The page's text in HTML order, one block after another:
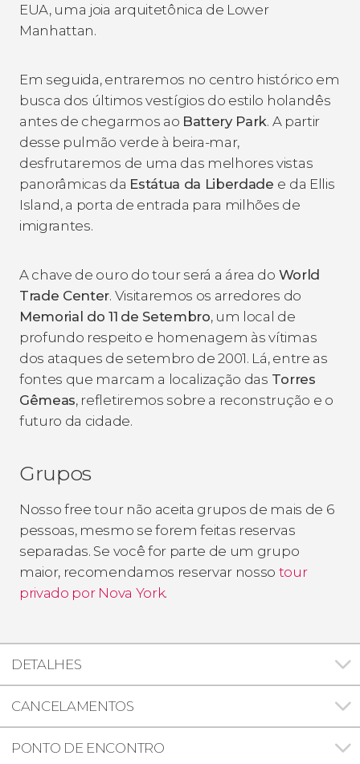
EUA, uma joia arquitetônica de Lower
Manhattan.
Em seguida, entraremos no centro histórico em
busca dos últimos vestígios do estilo holandês
antes de chegarmos ao Battery Park. A partir
desse pulmão verde à beira-mar,
desfrutaremos de uma das melhores vistas
panorâmicas da Estátua da Liberdade e da Ellis
Island, a porta de entrada para milhões de
imigrantes.
A chave de ouro do tour será a área do World
Trade Center. Visitaremos os arredores do
Memorial do 11 de Setembro, um local de
profundo respeito e homenagem às vítimas
dos ataques de setembro de 2001. Lá, entre as
fontes que marcam a localização das Torres
Gêmeas, refletiremos sobre a reconstrução e o
futuro da cidade.
Grupos
Nosso free tour não aceita grupos de mais de 6
pessoas, mesmo se forem feitas reservas
separadas. Se você for parte de um grupo
maior, recomendamos reservar nosso tour
privado por Nova York.
DETALHES
CANCELAMENTOS
PONTO DE ENCONTRO